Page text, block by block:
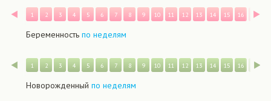
Назад
1 2 3 4 5 6 7 8 9 10 11 12 13 14 15 16 17
Беременность по неделям
Назад
1 2 3 4 5 6 7 8 9 10 11 12 13 14 15 16 17
Новорожденный по неделям